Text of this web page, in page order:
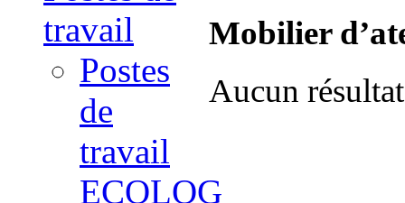
Mobilier
Aucun résultat
travail
Postes
de
travail
ECOLOG